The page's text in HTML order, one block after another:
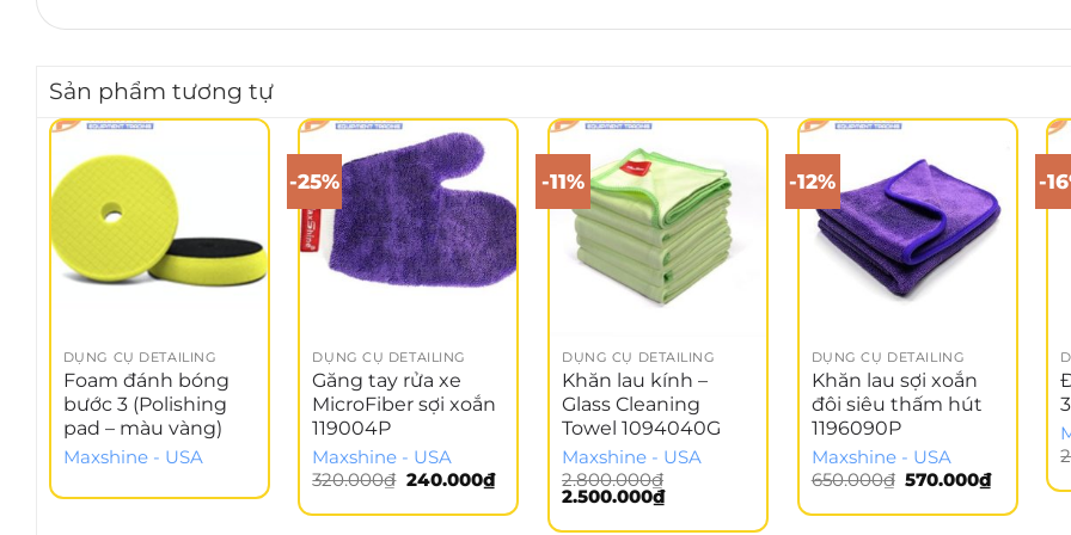
Sản phẩm tương tự
DỤNG CỤ DETAILING
Foam đánh bóng
bước 3 (Polishing
pad – màu vàng)
Maxshine - USA
-25%
DỤNG CỤ DETAILING
Găng tay rửa xe
MicroFiber sợi xoắn
119004P
Maxshine - USA
320.000₫ Giá
là:
240.000₫Giá
hiện
tại
-11%
DỤNG CỤ DETAILING
Khăn lau kính –
Glass Cleaning
Towel 1094040G
Maxshine - USA
2.800.000₫
Giá
là:
2.500.000₫Giá
hiện
tại
-12%
DỤNG CỤ DETAILING
Khăn lau sợi xoắn
đôi siêu thấm hút
1196090P
Maxshine - USA
650.000₫ Giá
là:
570.000₫Giá
hiện
tại
-